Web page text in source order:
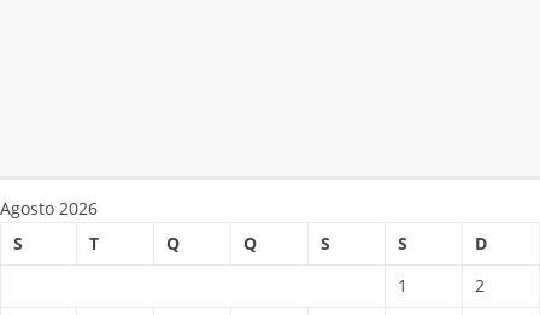
Agosto 2026
S
T Q Q S S
D
1
2